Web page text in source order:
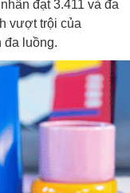
đạt 3.411 và đa
vượt trội của
đa luồng.